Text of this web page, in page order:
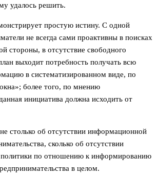
удалось решить.
простую истину. С одной
не всегда сами проактивны в поисках
стороны, в отсутствие свободного
выходит потребность получать всю
в систематизированном виде, по
более того, по мнению
инициатива должна исходить от
столько об отсутствии информационной
сколько об отсутствии
политики по отношению к информированию
в целом.